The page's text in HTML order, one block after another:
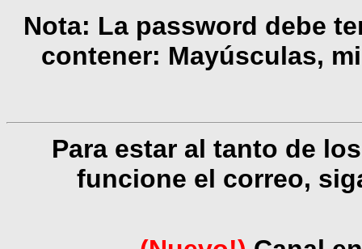
Nota: La password debe
contener: Mayúsculas,
Para estar al tanto de
funcione el correo,